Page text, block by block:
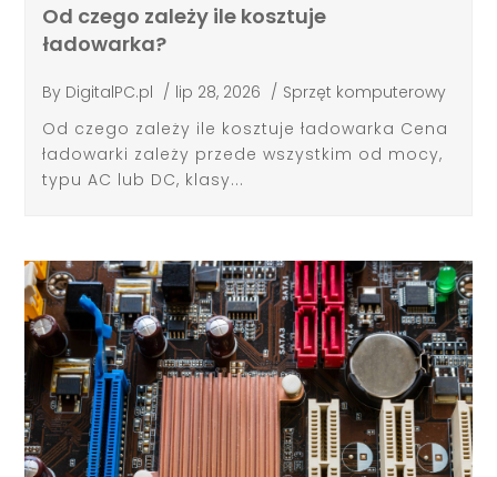
Od czego zależy ile kosztuje
ładowarka?
By DigitalPC.pl / lip 28, 2026 / Sprzęt komputerowy
Od czego zależy ile kosztuje ładowarka Cena
ładowarki zależy przede wszystkim od mocy,
typu AC lub DC, klasy...